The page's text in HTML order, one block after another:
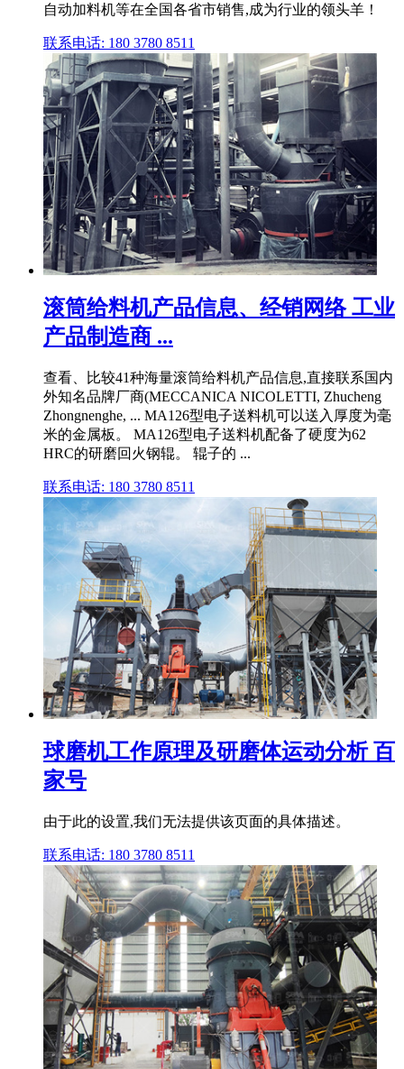
自动加料机等在全国各省市销售,成为行业的领头羊！
联系电话: 180 3780 8511
滚筒给料机产品信息、经销网络 工业
产品制造商 ...
查看、比较41种海量滚筒给料机产品信息,直接联系国内
外知名品牌厂商(MECCANICA NICOLETTI, Zhucheng
Zhongnenghe, ... MA126型电子送料机可以送入厚度为毫
米的金属板。 MA126型电子送料机配备了硬度为62
HRC的研磨回火钢辊。 辊子的 ...
联系电话: 180 3780 8511
球磨机工作原理及研磨体运动分析 百
家号
由于此的设置,我们无法提供该页面的具体描述。
联系电话: 180 3780 8511